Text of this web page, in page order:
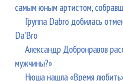
самым юным артистом,
Группа Dabro добилась
Da'Bro
Александр Добронравов
мужчины?»
Нюша нашла «Время